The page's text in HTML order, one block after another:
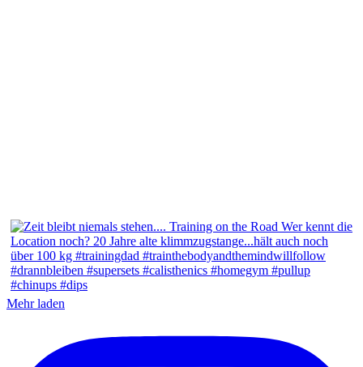
Mehr laden